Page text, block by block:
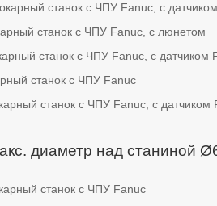
станок c ЧПУ Fanuc, с
станок c ЧПУ Fanuc, с люнетом
станок c ЧПУ Fanuc, с датчиком
станок c ЧПУ Fanuc
станок c ЧПУ Fanuc, с датчиком
диаметр над станиной
станок c ЧПУ Fanuc